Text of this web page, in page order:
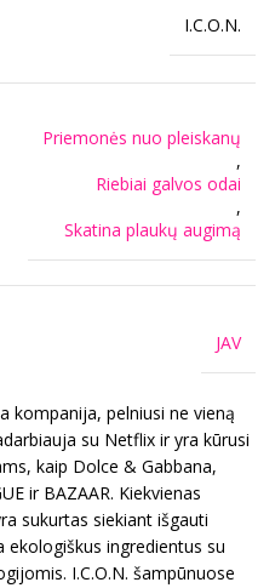
I.C.O.N.
Priemonės nuo pleiskanų
,
Riebiai galvos odai
,
Skatina plaukų augimą
JAV
kompanija, pelniusi ne vieną
su Netflix ir yra kūrusi
kaip Dolce & Gabbana,
ir BAZAAR. Kiekvienas
sukurtas siekiant išgauti
ekologiškus ingredientus su
I.C.O.N. šampūnuose